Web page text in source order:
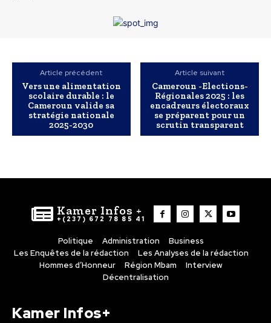
Article précédent
Vers une alimentation
scolaire durable : le
Cameroun valide sa
stratégie nationale
2025-2030
Article suivant
Cameroun -Elections-
Régionales 2025 : les
encadreurs électoraux
se préparent pour un
scrutin transparent
Kamer Infos +
+(237) 672 78 85 41
Politique Administration
Business
Les Enquêtes de la rédaction
Les Analyses de la rédaction
Hommes d’Honneur
Région Mbam
Interview
Décentralisation
Kamer Infos+